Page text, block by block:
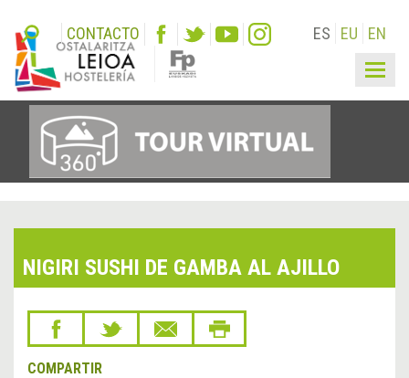
CONTACTO ES EU EN
NIGIRI SUSHI DE GAMBA AL AJILLO
COMPARTIR